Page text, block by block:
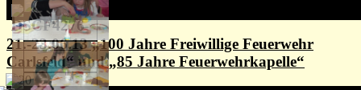
21.-23.06.13 „100 Jahre Freiwillige Feuerwehr
Carlsfeld“ und „85 Jahre Feuerwehrkapelle“